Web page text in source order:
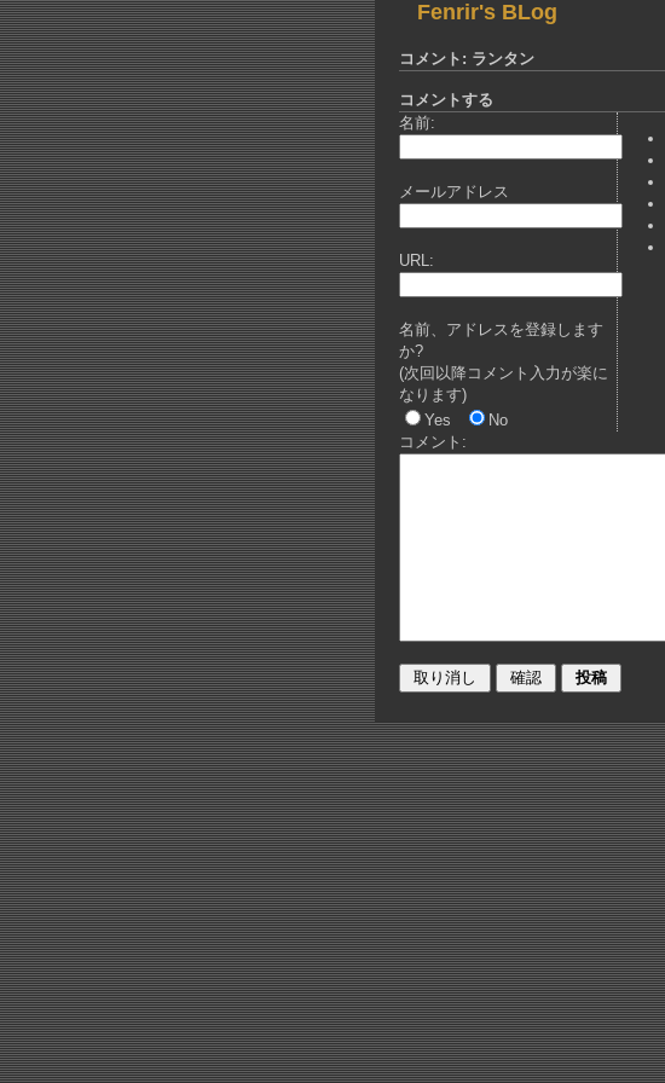
Fenrir's BLog
コメント: ランタン
コメントする
名前:
メールアドレス
URL:
名前、アドレスを登録します
か?
(次回以降コメント入力が楽に
なります)
Yes
No
コメント: